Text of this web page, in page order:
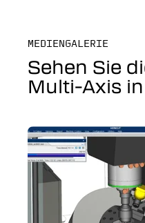
MEDIENGALERIE
Sehen Sie
Multi-Axis